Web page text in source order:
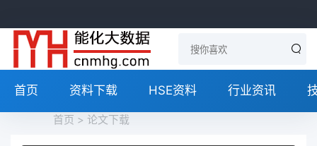
首页 资料下载 HSE资料 行业资讯
首页 > 论文下载